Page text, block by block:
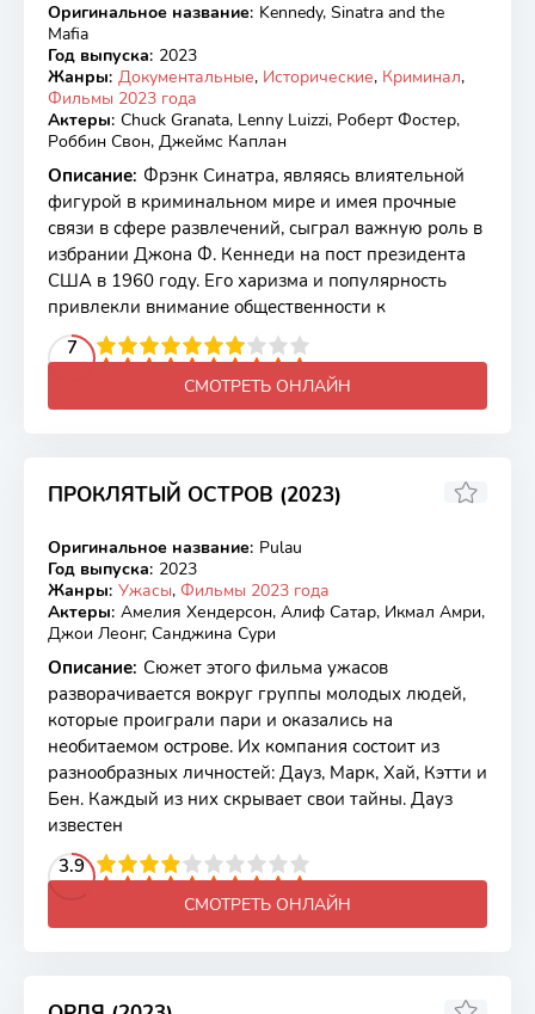
WEB-DL
Оригинальное название: Kennedy, Sinatra and the
Mafia
Год выпуска: 2023
Жанры: Документальные, Исторические, Криминал,
Фильмы 2023 года
Актеры: Chuck Granata, Lenny Luizzi, Роберт Фостер,
Роббин Свон, Джеймс Каплан
Описание: Фрэнк Синатра, являясь влиятельной
фигурой в криминальном мире и имея прочные
связи в сфере развлечений, сыграл важную роль в
избрании Джона Ф. Кеннеди на пост президента
США в 1960 году. Его харизма и популярность
привлекли внимание общественности к
7
4 5 6 7 8 9 10
СМОТРЕТЬ ОНЛАЙН
ПРОКЛЯТЫЙ ОСТРОВ (2023)
WEB-DL
5.94 4.5
Оригинальное название: Pulau
Год выпуска: 2023
Жанры: Ужасы, Фильмы 2023 года
Актеры: Амелия Хендерсон, Алиф Сатар, Икмал Амри,
Джои Леонг, Санджина Сури
Описание: Сюжет этого фильма ужасов
разворачивается вокруг группы молодых людей,
которые проиграли пари и оказались на
необитаемом острове. Их компания состоит из
разнообразных личностей: Дауз, Марк, Хай, Кэтти и
Бен. Каждый из них скрывает свои тайны. Дауз
известен
3.9
4 5 6 7 8 9 10
СМОТРЕТЬ ОНЛАЙН